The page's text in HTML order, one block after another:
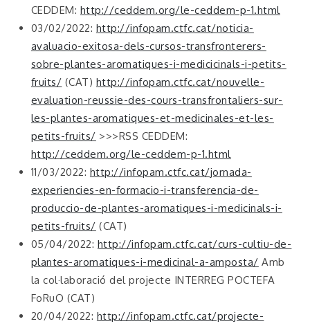
CEDDEM: http://ceddem.org/le-ceddem-p-1.html
03/02/2022: http://infopam.ctfc.cat/noticia-
avaluacio-exitosa-dels-cursos-transfronterers-
sobre-plantes-aromatiques-i-medicicinals-i-petits-
fruits/ (CAT) http://infopam.ctfc.cat/nouvelle-
evaluation-reussie-des-cours-transfrontaliers-sur-
les-plantes-aromatiques-et-medicinales-et-les-
petits-fruits/ >>>RSS CEDDEM:
http://ceddem.org/le-ceddem-p-1.html
11/03/2022: http://infopam.ctfc.cat/jornada-
experiencies-en-formacio-i-transferencia-de-
produccio-de-plantes-aromatiques-i-medicinals-i-
petits-fruits/ (CAT)
05/04/2022: http://infopam.ctfc.cat/curs-cultiu-de-
plantes-aromatiques-i-medicinal-a-amposta/ Amb
la col·laboració del projecte INTERREG POCTEFA
FoRuO (CAT)
20/04/2022: http://infopam.ctfc.cat/projecte-